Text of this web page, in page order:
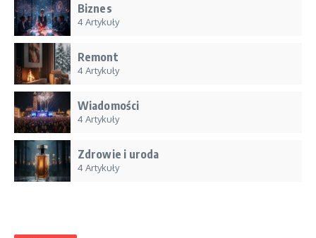
Biznes
4 Artykuły
Remont
4 Artykuły
Wiadomości
4 Artykuły
Zdrowie i uroda
4 Artykuły